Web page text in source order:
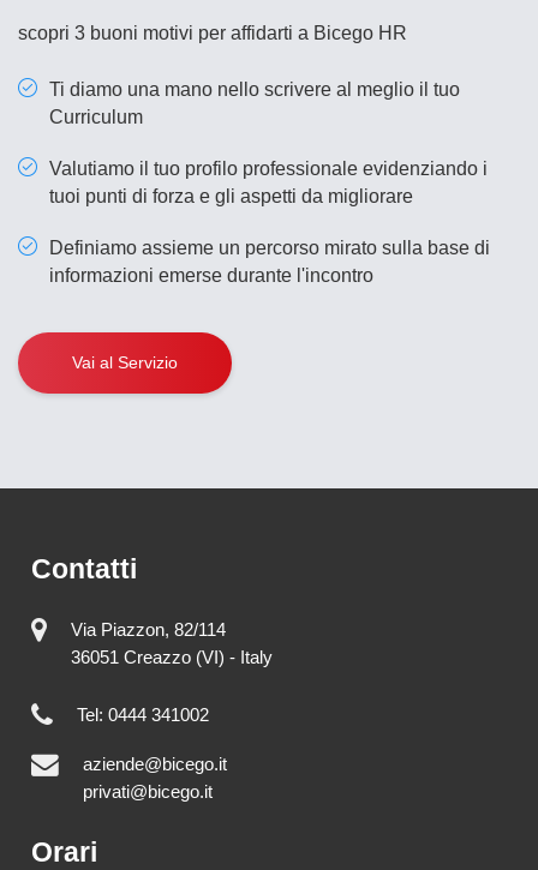
scopri 3 buoni motivi per affidarti a Bicego HR
Ti diamo una mano nello scrivere al meglio il tuo
Curriculum
Valutiamo il tuo profilo professionale evidenziando i
tuoi punti di forza e gli aspetti da migliorare
Definiamo assieme un percorso mirato sulla base di
informazioni emerse durante l'incontro
Vai al Servizio
Contatti
Via Piazzon, 82/114
36051 Creazzo (VI) - Italy
Tel: 0444 341002
aziende@bicego.it
privati@bicego.it
Orari